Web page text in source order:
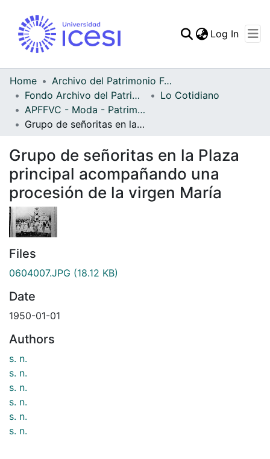
Statistics
Log In
Home
Archivo del Patrimonio Fotográfico y Fílmico del Valle del Cauca
Fondo Archivo del Patrimonio Fotográfico y Fílmico del Valle del Cauca
Lo Cotidiano
APFFVC - Moda - Patrimonial
Grupo de señoritas en la Plaza principal acompañando una procesión de la virgen María
Grupo de señoritas en la Plaza
principal acompañando una
procesión de la virgen María
Files
0604007.JPG (18.12 KB)
Date
1950-01-01
Authors
s. n.
s. n.
s. n.
s. n.
s. n.
s. n.